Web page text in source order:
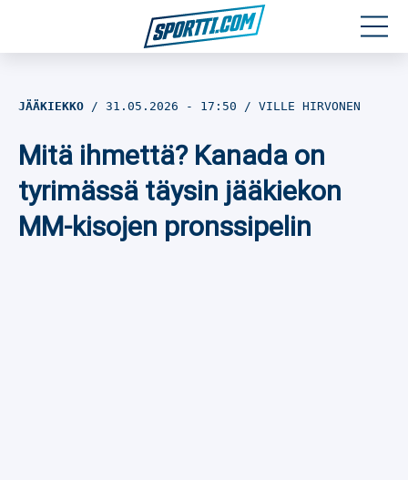
Jalkapallo
Yleisurheilu
JÄÄKIEKKO 31.05.2026 - 17:50 VILLE HIRVONEN
Mitä ihmettä? Kanada on
tyrimässä täysin jääkiekon
MM-kisojen pronssipelin